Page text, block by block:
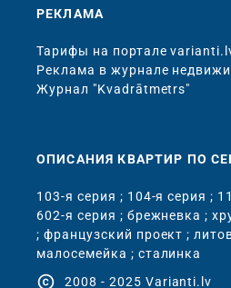
РЕКЛАМА
Тарифы на портале
Реклама в журнале
Журнал "Kvadrātmetrs"
ОПИСАНИЯ КВАРТИР ПО
103-я серия ; 104-я серия ;
602-я серия ; брежневка ;
; французский проект ;
малосемейка ; сталинка
copyright 2008 - 2025 Varianti.lv